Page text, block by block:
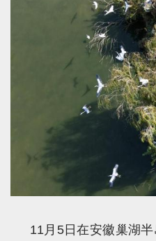
11月5日在安徽巢湖